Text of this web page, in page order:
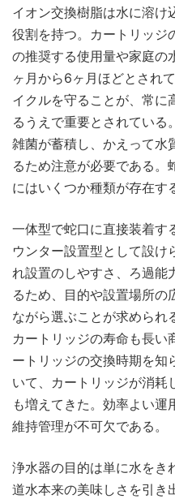
イオン交換樹脂は水に溶け
役割を持つ。カートリッジ
の推奨する使用量や家庭の
ヶ月から6ヶ月ほどとされ
イクルを守ることが、常に
るうえで重要とされている
雑菌が蓄積し、かえって水
るため注意が必要である。
にはいくつか種類が存在す
一体型で蛇口に直接装着す
ウンター設置型として設け
れ設置のしやすさ、ろ過能
るため、目的や設置場所の
ながら選ぶことが求められ
カートリッジの寿命も長い
ートリッジの交換時期を知
いて、カートリッジが消耗
も増えてきた。効率よい運
維持管理が不可欠である。
浄水器の目的は単に水をき
道水本来の美味しさを引き